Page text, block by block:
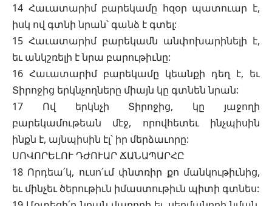
14 Հաւատարիմ բարեկամը հզօր պատուար է,
իսկ ով գտնի նրան՝ գանձ է գտել:
15 Հաւատարիմ բարեկամն անփոխարինելի է,
եւ անկշռելի է նրա բարութիւնը:
16 Հաւատարիմ բարեկամը կեանքի դեղ է, եւ
Տիրոջից երկնչողները միայն կը գտնեն նրան:
17 Ով երկնչի Տիրոջից, կը յաջողի
բարեկամութեան մէջ, որովհետեւ ինչպիսին
ինքն է, այնպիսին էլ՝ իր մերձաւորը:
ՍՈՎՈՐԵԼՈՒ ԴԺՈՒԱՐ ՃԱՆԱՊԱՐՀԸ
18 Որդեա՛կ, ուսո՛ւմ փնտռիր քո մանկութիւնից,
եւ մինչեւ ծերութիւն իմաստութիւն պիտի գտնես: